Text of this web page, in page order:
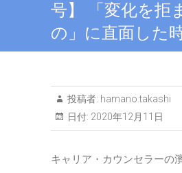
号】 「変化を拒
の」に直面した
投稿者: hamano.takashi
日付: 2020年12月11日
キャリア・カウンセラーの